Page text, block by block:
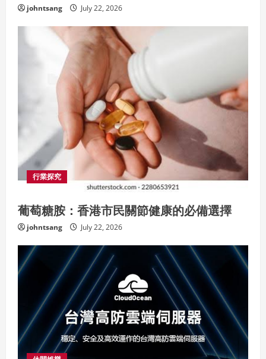
johntsang July 22, 2026
行業探究
葡萄糖胺：香港市民關節健康的必備選擇
johntsang July 22, 2026